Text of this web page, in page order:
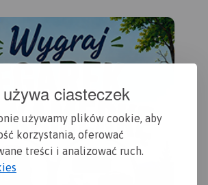
ciasteczek
używamy plików cookie, aby
korzystania, oferować
treści i analizować ruch.